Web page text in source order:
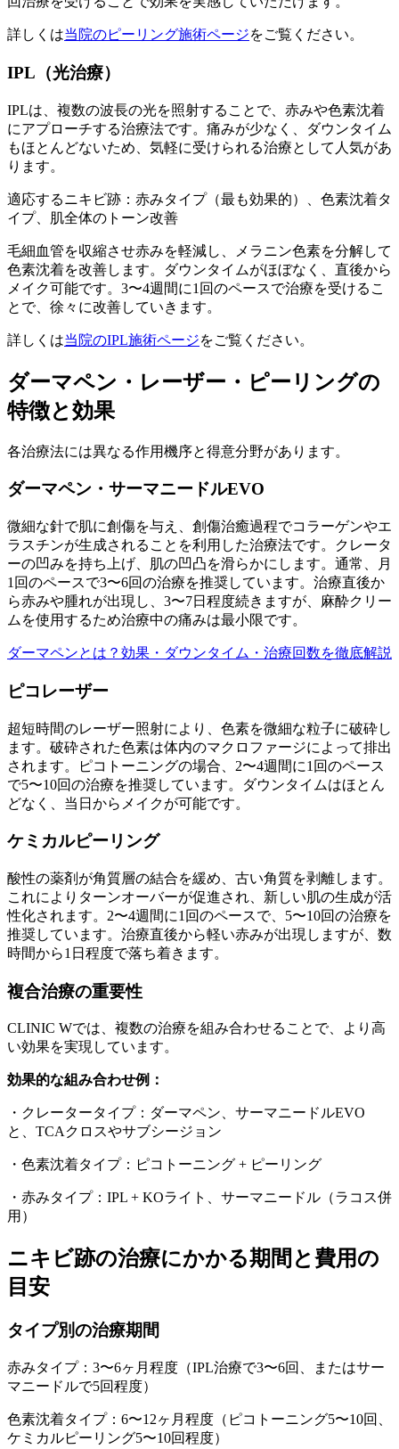
詳しくは当院のピーリング施術ページをご覧ください。
IPL（光治療）
IPLは、複数の波長の光を照射することで、赤みや色素沈着
にアプローチする治療法です。痛みが少なく、ダウンタイム
もほとんどないため、気軽に受けられる治療として人気があ
ります。
適応するニキビ跡：赤みタイプ（最も効果的）、色素沈着タ
イプ、肌全体のトーン改善
毛細血管を収縮させ赤みを軽減し、メラニン色素を分解して
色素沈着を改善します。ダウンタイムがほぼなく、直後から
メイク可能です。3〜4週間に1回のペースで治療を受けるこ
とで、徐々に改善していきます。
詳しくは当院のIPL施術ページをご覧ください。
ダーマペン・レーザー・ピーリングの
特徴と効果
各治療法には異なる作用機序と得意分野があります。
ダーマペン・サーマニードルEVO
微細な針で肌に創傷を与え、創傷治癒過程でコラーゲンやエ
ラスチンが生成されることを利用した治療法です。クレータ
ーの凹みを持ち上げ、肌の凹凸を滑らかにします。通常、月
1回のペースで3〜6回の治療を推奨しています。治療直後か
ら赤みや腫れが出現し、3〜7日程度続きますが、麻酔クリー
ムを使用するため治療中の痛みは最小限です。
ダーマペンとは？効果・ダウンタイム・治療回数を徹底解説
ピコレーザー
超短時間のレーザー照射により、色素を微細な粒子に破砕し
ます。破砕された色素は体内のマクロファージによって排出
されます。ピコトーニングの場合、2〜4週間に1回のペース
で5〜10回の治療を推奨しています。ダウンタイムはほとん
どなく、当日からメイクが可能です。
ケミカルピーリング
酸性の薬剤が角質層の結合を緩め、古い角質を剥離します。
これによりターンオーバーが促進され、新しい肌の生成が活
性化されます。2〜4週間に1回のペースで、5〜10回の治療を
推奨しています。治療直後から軽い赤みが出現しますが、数
時間から1日程度で落ち着きます。
複合治療の重要性
CLINIC Wでは、複数の治療を組み合わせることで、より高
い効果を実現しています。
効果的な組み合わせ例：
・クレータータイプ：ダーマペン、サーマニードルEVO
と、TCAクロスやサブシージョン
・色素沈着タイプ：ピコトーニング + ピーリング
・赤みタイプ：IPL + KOライト、サーマニードル（ラコス併
用）
ニキビ跡の治療にかかる期間と費用の
目安
タイプ別の治療期間
赤みタイプ：3〜6ヶ月程度（IPL治療で3〜6回、またはサー
マニードルで5回程度）
色素沈着タイプ：6〜12ヶ月程度（ピコトーニング5〜10回、
ケミカルピーリング5〜10回程度）